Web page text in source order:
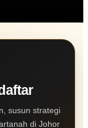
susun strategi
di Johor